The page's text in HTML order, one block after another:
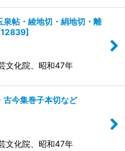
帖・綾地切・絹地切・離
12839]
文化院、昭和47年
今集巻子本切など
文化院、昭和47年